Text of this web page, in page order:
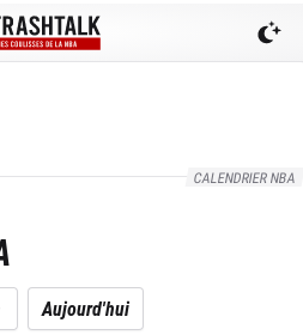
CALENDRIER NBA
Aujourd'hui